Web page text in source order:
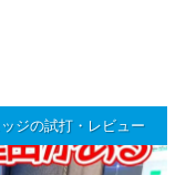
ジの試打・レビュー